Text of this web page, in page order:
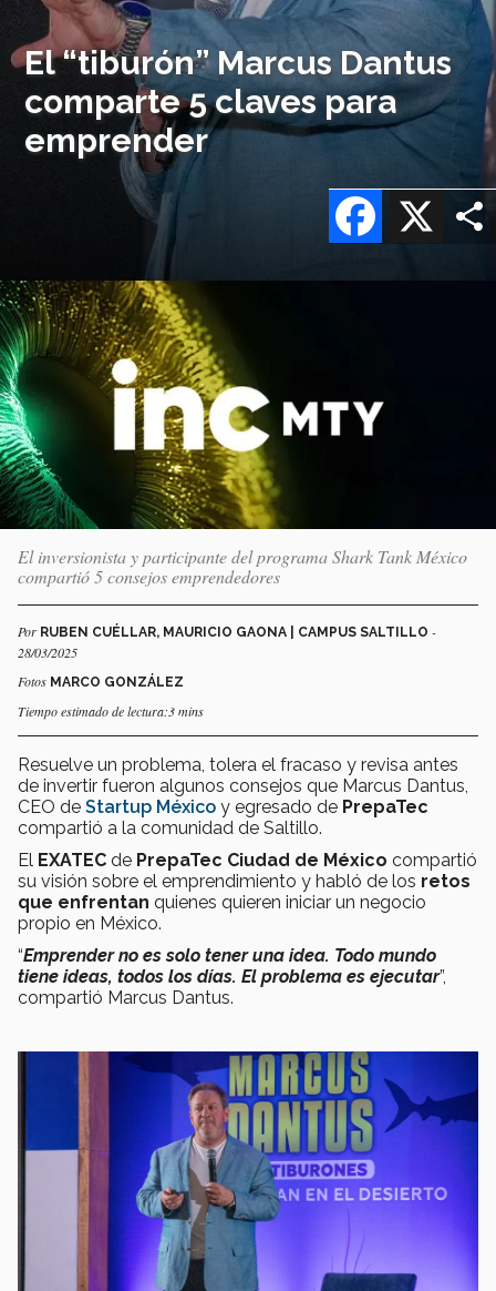
El “tiburón” Marcus Dantus
comparte 5 claves para
emprender
X
Facebook
Imagen
o
logo
El inversionista y participante del programa Shark Tank México
compartió 5 consejos emprendedores
Por RUBEN CUÉLLAR, MAURICIO GAONA | CAMPUS SALTILLO -
28/03/2025
Fotos MARCO GONZÁLEZ
Tiempo estimado de lectura:3 mins
Resuelve un problema, tolera el fracaso y revisa antes
de invertir fueron algunos consejos que Marcus Dantus,
CEO de Startup México y egresado de PrepaTec
compartió a la comunidad de Saltillo.
El EXATEC de PrepaTec Ciudad de México compartió
su visión sobre el emprendimiento y habló de los retos
que enfrentan quienes quieren iniciar un negocio
propio en México.
“Emprender no es solo tener una idea. Todo mundo
tiene ideas, todos los días. El problema es ejecutar”,
compartió Marcus Dantus.